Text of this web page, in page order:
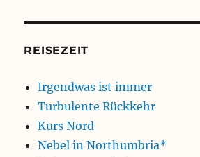
REISEZEIT
Irgendwas ist immer
Turbulente Rückkehr
Kurs Nord
Nebel in Northumbria*